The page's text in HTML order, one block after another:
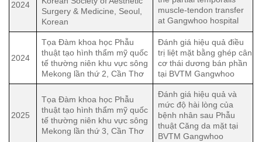
2024
Surgery & Medicine, Seoul,
Korean
muscle-tendon transfer
at Gangwhoo hospital
2024
Tọa Đàm khoa học Phẫu
thuật tạo hình thẩm mỹ quốc
tế thường niên khu vực sông
Mekong lần thứ 2, Cần Thơ
Đánh giá hiệu quả điều
trị liệt mặt bằng ghép cân
cơ thái dương bán phần
tại BVTM Gangwhoo
2025
Tọa Đàm khoa học Phẫu
thuật tạo hình thẩm mỹ quốc
tế thường niên khu vực sông
Mekong lần thứ 3, Cần Thơ
Đánh giá hiệu quả và
mức độ hài lòng của
bệnh nhân sau Phẫu
thuật Căng da mặt tại
BVTM Gangwhoo